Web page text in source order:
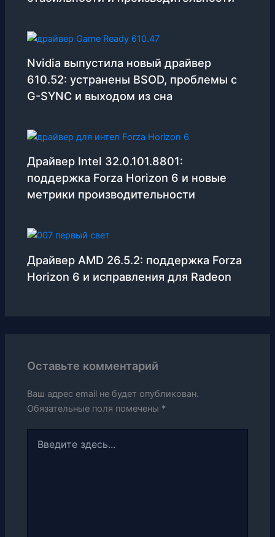
Nvidia выпустила новый драйвер
610.52: устранены BSOD, проблемы с
G-SYNC и выходом из сна
Драйвер Intel 32.0.101.8801:
поддержка Forza Horizon 6 и новые
метрики производительности
Драйвер AMD 26.5.2: поддержка Forza
Horizon 6 и исправления для Radeon
Оставьте комментарий
Ваш адрес email не будет опубликован.
Обязательные поля помечены *
здесь...